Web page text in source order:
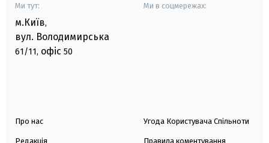
Ми тут:
м.Київ,
вул. Володимирська
61/11, офіс 50
Ми в соцмережах:
Про нас
Редакція
Угода Користувача Спільноти
Правила коментування